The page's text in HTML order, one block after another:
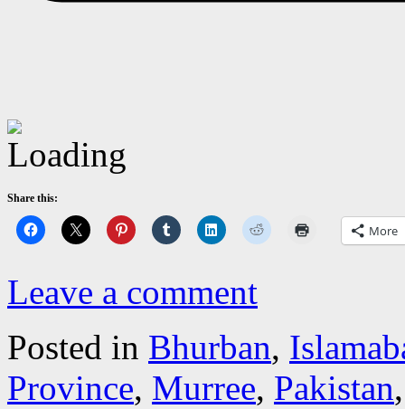
Share this:
More
Leave a comment
Posted in Bhurban,
Province, Murree, Pakistan